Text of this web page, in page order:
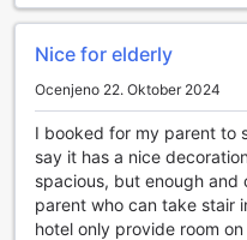
Nice for elderly
Ocenjeno 22. Oktober 2024
I booked for my parent to
say it has a nice
spacious, but enough
parent who can take stair
hotel only provide room